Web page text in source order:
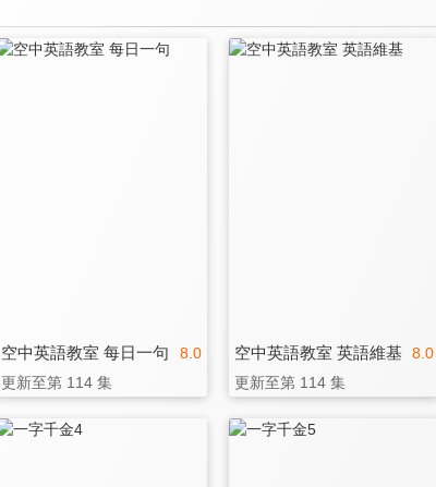
8.0
空中英語教室 每日一句
更新至第 114 集
8.0
空中英語教室 英語維基
更新至第 114 集